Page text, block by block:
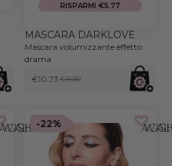
RISPARMI €5.77
MASCARA DARKLOVE
Mascara volumizzante effetto
drama
€10.73 €16.50
AGGIUNGI ALLA WISHLIST
-22% AGGIUNGI